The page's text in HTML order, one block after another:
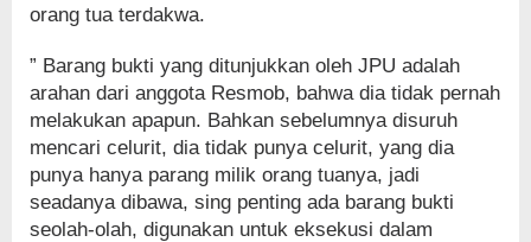
orang tua terdakwa.
” Barang bukti yang ditunjukkan oleh JPU adalah
arahan dari anggota Resmob, bahwa dia tidak pernah
melakukan apapun. Bahkan sebelumnya disuruh
mencari celurit, dia tidak punya celurit, yang dia
punya hanya parang milik orang tuanya, jadi
seadanya dibawa, sing penting ada barang bukti
seolah-olah, digunakan untuk eksekusi dalam